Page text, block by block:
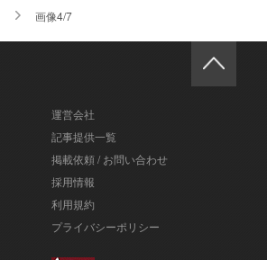
画像4/7
運営会社
記事提供一覧
掲載依頼 / お問い合わせ
採用情報
利用規約
プライバシーポリシー